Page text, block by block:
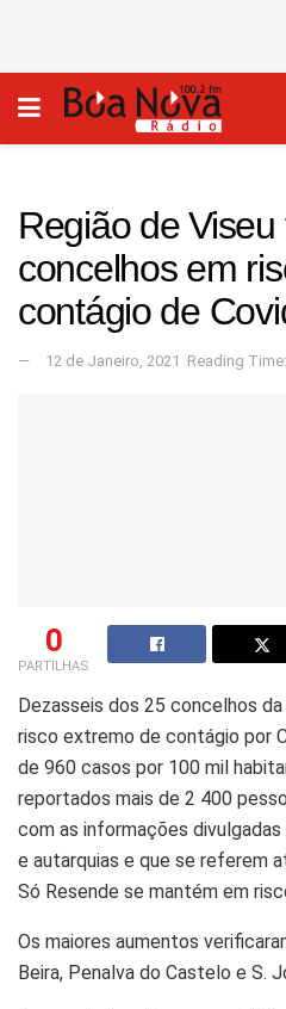
Região de
concelhos em
contágio de
12 de Janeiro, 2021 Reading
0
PARTILHAS
Dezasseis dos 25 concelhos
risco extremo de contágio por
de 960 casos por 100 mil
reportados mais de 2 400
com as informações
e autarquias e que se referem
Só Resende se mantém em
Os maiores aumentos
Beira, Penalva do Castelo e S.